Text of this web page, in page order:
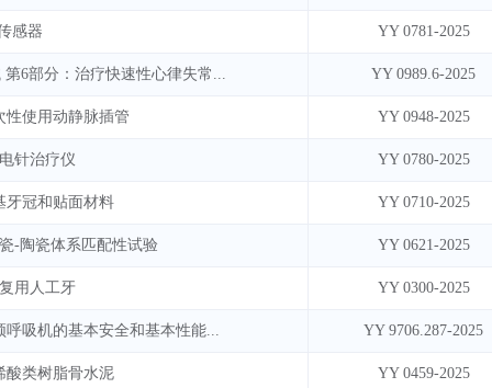
感器 YY 0781-2025
6部分：治疗快速性心律失常... YY 0989.6-2025
性使用动静脉插管 YY 0948-2025
针治疗仪 YY 0780-2025
牙冠和贴面材料 YY 0710-2025
-陶瓷体系匹配性试验 YY 0621-2025
用人工牙 YY 0300-2025
呼吸机的基本安全和基本性能... YY 9706.287-2025
酸类树脂骨水泥 YY 0459-2025